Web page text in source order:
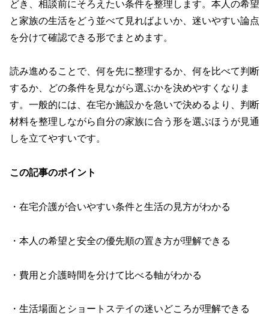
どき、相談前にそろえたい条件を整理します。本人の希望
と家族の生活をどう並べて見ればよいか、迷いやすい論点
を分けて確認できる形でまとめます。
読み進めることで、何を先に整理するか、何を比べて判断
するか、どの条件を見ながら選ぶかを決めやすくなりま
す。一般的には、在宅か施設かを急いで決めるより、判断
材料を整理しながら自分の家族に合う形を選ぶほうが見通
しを立てやすいです。
この記事のポイント
・在宅介護が合いやすい条件と生活の見方がわかる
・本人の希望と安全の優先順の置き方が理解できる
・費用と介護時間を分けて比べる軸がわかる
・生活場面とショートステイの迷いどころが理解できる